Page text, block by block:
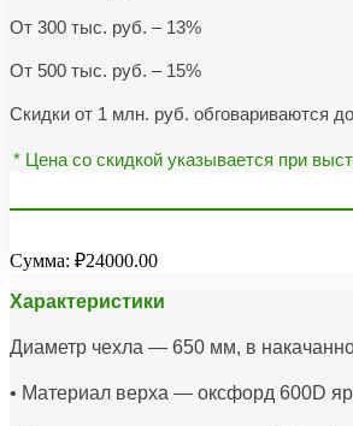
От 300 тыс. руб. – 13%
От 500 тыс. руб. – 15%
Скидки от 1 млн. руб. обговариваются
* Цена со скидкой указывается при
Сумма: ₽24000.00
Характеристики
Диаметр чехла — 650 мм, в
• Материал верха — оксфорд 600D